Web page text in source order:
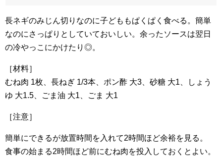
長ネギのみじん切りなのに子どももぱくぱく食べる。簡単
なのにさっぱりとしていておいしい。余ったソースは翌日
の冷やっこにかけたり◎。
［材料］
むね肉 1枚、長ねぎ 1/3本、ポン酢 大3、砂糖 大1、しょう
ゆ 大1.5、ごま油 大1、ごま 大1
［注意］
簡単にできるが放置時間を入れて2時間ほど余裕を見る。
食事の始まる2時間ほど前にむね肉を投入しておくとよい。